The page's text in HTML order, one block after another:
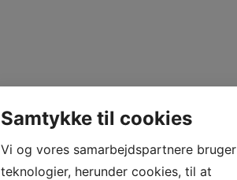
Samtykke til cookies
Vi og vores samarbejdspartnere bruger
teknologier, herunder cookies, til at